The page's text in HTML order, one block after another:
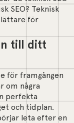
SEO? Teknisk
lättare för
till ditt
för framgången
om några
perfekta
och tidplan.
leta efter en